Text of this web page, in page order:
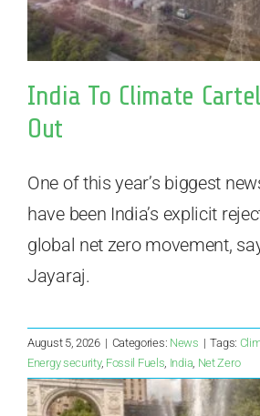
India To Climate
Out
One of this year’s biggest
have been India’s explicit
global net zero movement,
Jayaraj.
August 5, 2026 | Categories: News | Tags:
Energy security, Fossil Fuels India Net Zero